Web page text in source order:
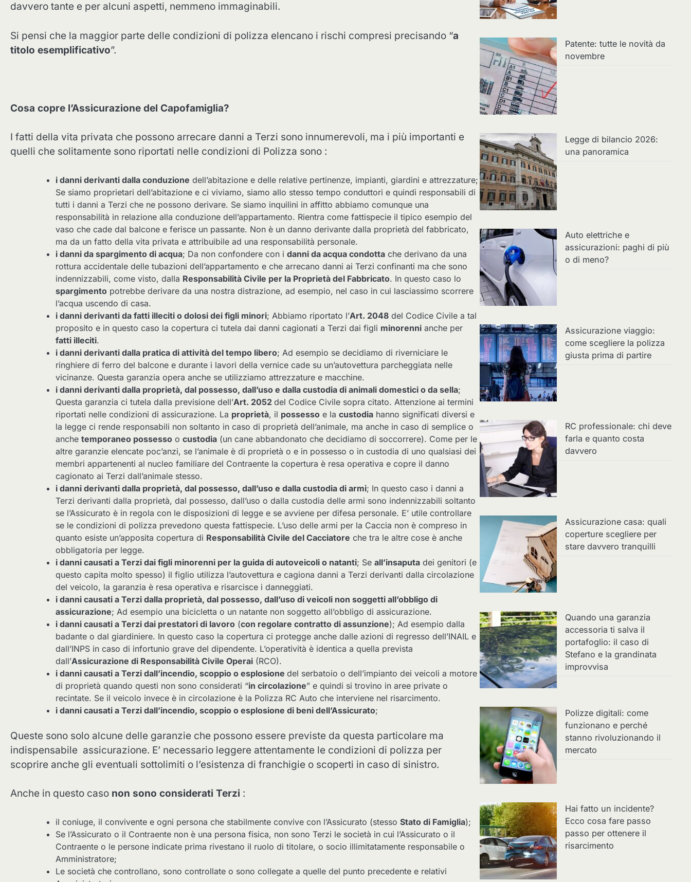
davvero tante e per alcuni aspetti, nemmeno immaginabili.
Si pensi che la maggior parte delle condizioni di polizza elencano i rischi compresi precisando “a
titolo esemplificativo”.
Cosa copre l’Assicurazione del Capofamiglia?
I fatti della vita privata che possono arrecare danni a Terzi sono innumerevoli, ma i più importanti e
quelli che solitamente sono riportati nelle condizioni di Polizza sono :
i danni derivanti dalla conduzione dell’abitazione e delle relative pertinenze, impianti, giardini e attrezzature;
Se siamo proprietari dell’abitazione e ci viviamo, siamo allo stesso tempo conduttori e quindi responsabili di
tutti i danni a Terzi che ne possono derivare. Se siamo inquilini in affitto abbiamo comunque una
responsabilità in relazione alla conduzione dell’appartamento. Rientra come fattispecie il tipico esempio del
vaso che cade dal balcone e ferisce un passante. Non è un danno derivante dalla proprietà del fabbricato,
ma da un fatto della vita privata e attribuibile ad una responsabilità personale.
i danni da spargimento di acqua; Da non confondere con i danni da acqua condotta che derivano da una
rottura accidentale delle tubazioni dell’appartamento e che arrecano danni ai Terzi confinanti ma che sono
indennizzabili, come visto, dalla Responsabilità Civile per la Proprietà del Fabbricato. In questo caso lo
spargimento potrebbe derivare da una nostra distrazione, ad esempio, nel caso in cui lasciassimo scorrere
l’acqua uscendo di casa.
i danni derivanti da fatti illeciti o dolosi dei figli minori; Abbiamo riportato l’Art. 2048 del Codice Civile a tal
proposito e in questo caso la copertura ci tutela dai danni cagionati a Terzi dai figli minorenni anche per
fatti illeciti.
i danni derivanti dalla pratica di attività del tempo libero; Ad esempio se decidiamo di riverniciare le
ringhiere di ferro del balcone e durante i lavori della vernice cade su un’autovettura parcheggiata nelle
vicinanze. Questa garanzia opera anche se utilizziamo attrezzature e macchine.
i danni derivanti dalla proprietà, dal possesso, dall’uso e dalla custodia di animali domestici o da sella;
Questa garanzia ci tutela dalla previsione dell’Art. 2052 del Codice Civile sopra citato. Attenzione ai termini
riportati nelle condizioni di assicurazione. La proprietà, il possesso e la custodia hanno significati diversi e
la legge ci rende responsabili non soltanto in caso di proprietà dell’animale, ma anche in caso di semplice o
anche temporaneo possesso o custodia (un cane abbandonato che decidiamo di soccorrere). Come per le
altre garanzie elencate poc’anzi, se l’animale è di proprietà o e in possesso o in custodia di uno qualsiasi dei
membri appartenenti al nucleo familiare del Contraente la copertura è resa operativa e copre il danno
cagionato ai Terzi dall’animale stesso.
i danni derivanti dalla proprietà, dal possesso, dall’uso e dalla custodia di armi; In questo caso i danni a
Terzi derivanti dalla proprietà, dal possesso, dall’uso o dalla custodia delle armi sono indennizzabili soltanto
se l’Assicurato è in regola con le disposizioni di legge e se avviene per difesa personale. E’ utile controllare
se le condizioni di polizza prevedono questa fattispecie. L’uso delle armi per la Caccia non è compreso in
quanto esiste un’apposita copertura di Responsabilità Civile del Cacciatore che tra le altre cose è anche
obbligatoria per legge.
i danni causati a Terzi dai figli minorenni per la guida di autoveicoli o natanti; Se all’insaputa dei genitori (e
questo capita molto spesso) il figlio utilizza l’autovettura e cagiona danni a Terzi derivanti dalla circolazione
del veicolo, la garanzia è resa operativa e risarcisce i danneggiati.
i danni causati a Terzi dalla proprietà, dal possesso, dall’uso di veicoli non soggetti all’obbligo di
assicurazione; Ad esempio una bicicletta o un natante non soggetto all’obbligo di assicurazione.
i danni causati a Terzi dai prestatori di lavoro (con regolare contratto di assunzione); Ad esempio dalla
badante o dal giardiniere. In questo caso la copertura ci protegge anche dalle azioni di regresso dell’INAIL e
dall’INPS in caso di infortunio grave del dipendente. L’operatività è identica a quella prevista
dall’Assicurazione di Responsabilità Civile Operai (RCO).
i danni causati a Terzi dall’incendio, scoppio o esplosione del serbatoio o dell’impianto dei veicoli a motore
di proprietà quando questi non sono considerati “in circolazione” e quindi si trovino in aree private o
recintate. Se il veicolo invece è in circolazione è la Polizza RC Auto che interviene nel risarcimento.
i danni causati a Terzi dall’incendio, scoppio o esplosione di beni dell’Assicurato;
Queste sono solo alcune delle garanzie che possono essere previste da questa particolare ma
indispensabile assicurazione. E’ necessario leggere attentamente le condizioni di polizza per
scoprire anche gli eventuali sottolimiti o l’esistenza di franchigie o scoperti in caso di sinistro.
Anche in questo caso non sono considerati Terzi :
il coniuge, il convivente e ogni persona che stabilmente convive con l’Assicurato (stesso Stato di Famiglia);
Se l’Assicurato o il Contraente non è una persona fisica, non sono Terzi le società in cui l’Assicurato o il
Contraente o le persone indicate prima rivestano il ruolo di titolare, o socio illimitatamente responsabile o
Amministratore;
Le società che controllano, sono controllate o sono collegate a quelle del punto precedente e relativi
Patente: tutte le novità da
novembre
Legge di bilancio 2026:
una panoramica
Auto elettriche e
assicurazioni: paghi di più
o di meno?
Assicurazione viaggio:
come scegliere la polizza
giusta prima di partire
RC professionale: chi deve
farla e quanto costa
davvero
Assicurazione casa: quali
coperture scegliere per
stare davvero tranquilli
Quando una garanzia
accessoria ti salva il
portafoglio: il caso di
Stefano e la grandinata
improvvisa
Polizze digitali: come
funzionano e perché
stanno rivoluzionando il
mercato
Hai fatto un incidente?
Ecco cosa fare passo
passo per ottenere il
risarcimento